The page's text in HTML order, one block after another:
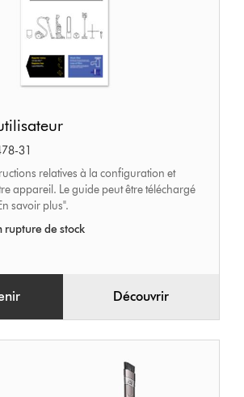
31
relatives à la configuration et
appareil. Le guide peut être téléchargé
savoir plus".
rupture de stock
Découvrir